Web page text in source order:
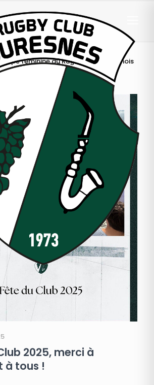
féminine du Rugby Club Suresnois
2025, merci à
à tous !